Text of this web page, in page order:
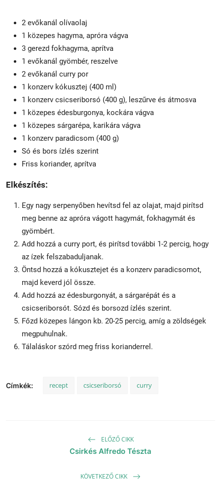
2 evőkanál olívaolaj
1 közepes hagyma, apróra vágva
3 gerezd fokhagyma, aprítva
1 evőkanál gyömbér, reszelve
2 evőkanál curry por
1 konzerv kókusztej (400 ml)
1 konzerv csicseriborsó (400 g), leszűrve és átmosva
1 közepes édesburgonya, kockára vágva
1 közepes sárgarépa, karikára vágva
1 konzerv paradicsom (400 g)
Só és bors ízlés szerint
Friss koriander, aprítva
Elkészítés:
Egy nagy serpenyőben hevítsd fel az olajat, majd pirítsd
meg benne az apróra vágott hagymát, fokhagymát és
gyömbért.
Add hozzá a curry port, és pirítsd további 1-2 percig, hogy
az ízek felszabaduljanak.
Öntsd hozzá a kókusztejet és a konzerv paradicsomot,
majd keverd jól össze.
Add hozzá az édesburgonyát, a sárgarépát és a
csicseriborsót. Sózd és borsozd ízlés szerint.
Főzd közepes lángon kb. 20-25 percig, amíg a zöldségek
megpuhulnak.
Tálaláskor szórd meg friss korianderrel.
Címkék: recept csicseriborsó curry
ELŐZŐ CIKK
Csirkés Alfredo Tészta
KÖVETKEZŐ CIKK